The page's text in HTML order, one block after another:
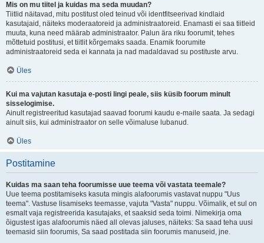
Mis on mu tiitel ja kuidas ma seda muudan?
Tiitlid näitavad, mitu postitust oled teinud või identfitseerivad kindlaid
kasutajaid, näiteks moderaatoreid ja administraatoreid. Enamasti ei saa tiitleid
muuta, kuna need määrab administraator. Palun ära riku foorumit, tehes
mõttetuid postitusi, et tiitlit kõrgemaks saada. Enamik foorumite
administraatoreid seda ei kannata ja nad madaldavad su postituste arvu.
Üles
Kui ma vajutan kasutaja e-posti lingi peale, siis küsib foorum minult
sisselogimise.
Ainult registreeritud kasutajad saavad foorumi kaudu e-maile saata. Ja sedagi
ainult siis, kui administraator on selle võimaluse lubanud.
Üles
Postitamine
Kuidas ma saan teha foorumisse uue teema või vastata teemale?
Uue teema postitamiseks kasuta mingis alafoorumis vastavat nuppu "Uus
teema". Vastuse lisamiseks teemasse, vajuta "Vasta" nuppu. Võimalik, et sul on
esmalt vaja registreerida kasutajaks, et saaksid seda toimi. Nimekirja oma
õigustest igas alafoorumis näed all olevas jaluses, näiteks: Sa saad teha uusi
teemasid siin foorumis, Sa saad postitada siin foorumis manuseid, jne.